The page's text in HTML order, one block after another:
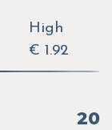
High
€ 1.92
20